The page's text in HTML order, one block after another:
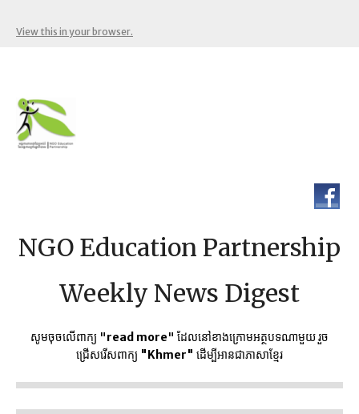
View this in your browser.
NGO Education Partnership
Weekly News Digest
សូមចុចលើពាក្យ "read more" ដែលនៅខាងក្រោមអត្ថបទណាមួយ​ រួច
ជ្រើសរើសពាក្យ "Khmer" ដើម្បីអានជាភាសាខ្មែរ